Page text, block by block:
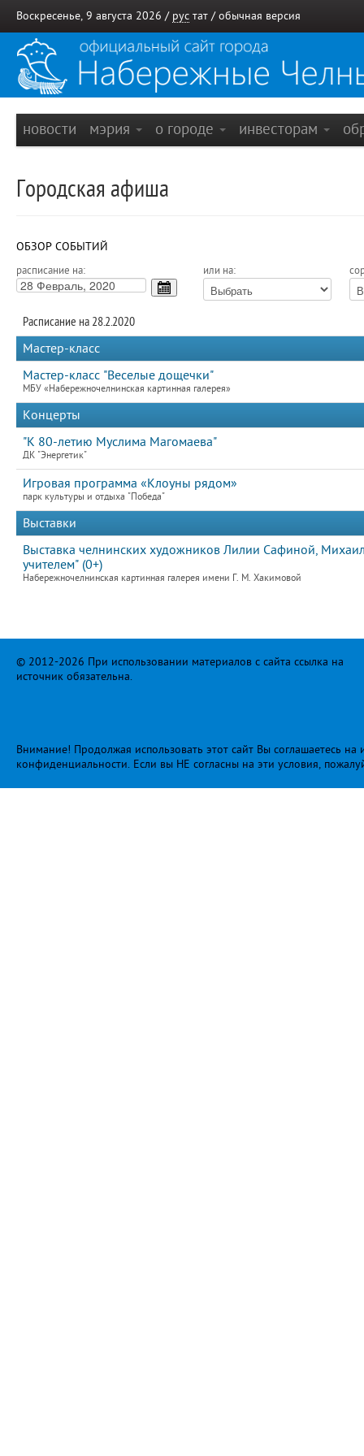
Воскресенье, 9 августа 2026 / рус тат / обычная версия
новости мэрия о городе инвесторам
Городская афиша
ОБЗОР СОБЫТИЙ
расписание на: или на:
Расписание на 28.2.2020
Мастер-класс
Мастер-класс "Веселые дощечки"
МБУ «Набережночелнинская картинная галерея»
Концерты
"К 80-летию Муслима Магомаева"
ДК "Энергетик"
Игровая программа «Клоуны рядом»
парк культуры и отдыха "Победа"
Выставки
Выставка челнинских художников Лилии Сафиной,
учителем" (0+)
Набережночелнинская картинная галерея имени Г. М. Хакимовой
© 2012-2026 При использовании материалов с сайта ссылка на
источник обязательна.
Внимание! Продолжая использовать этот сайт Вы соглашаетесь
конфиденциальности. Если вы НЕ согласны на эти условия,